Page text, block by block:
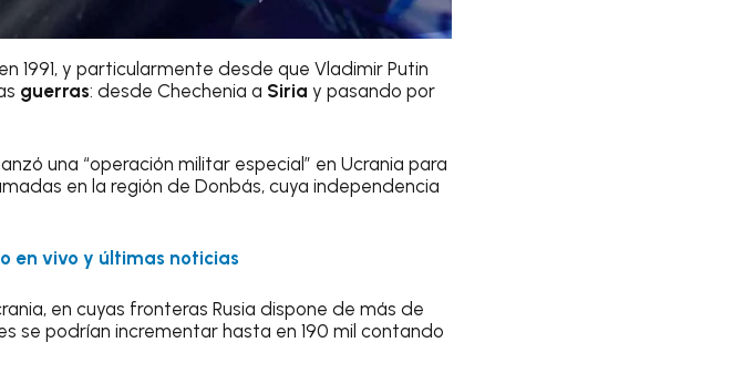
1991, y particularmente desde que Vladimir Putin
guerras: desde Chechenia a Siria y pasando por
una “operación militar especial” en Ucrania para
en la región de Donbás, cuya independencia
en vivo y últimas noticias
en cuyas fronteras Rusia dispone de más de
se podrían incrementar hasta en 190 mil contando